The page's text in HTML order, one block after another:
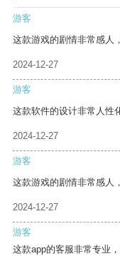
游客
这款游戏的剧情非常感人
2024-12-27
游客
这款软件的设计非常人性
2024-12-27
游客
这款游戏的剧情非常感人
2024-12-27
游客
这款app的客服非常专业